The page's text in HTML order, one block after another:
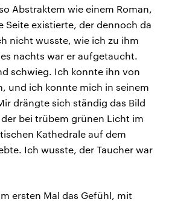
Abstraktem wie einem Roman,
Seite existierte, der dennoch da
nicht wusste, wie ich zu ihm
nachts war er aufgetaucht.
schwieg. Ich konnte ihn von
und ich konnte mich in seinem
drängte sich ständig das Bild
bei trübem grünen Licht im
Kathedrale auf dem
Ich wusste, der Taucher war
ersten Mal das Gefühl, mit